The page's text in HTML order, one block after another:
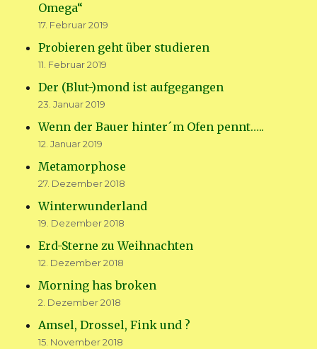
Omega“
17. Februar 2019
Probieren geht über studieren
11. Februar 2019
Der (Blut-)mond ist aufgegangen
23. Januar 2019
Wenn der Bauer hinter´m Ofen pennt…..
12. Januar 2019
Metamorphose
27. Dezember 2018
Winterwunderland
19. Dezember 2018
Erd-Sterne zu Weihnachten
12. Dezember 2018
Morning has broken
2. Dezember 2018
Amsel, Drossel, Fink und ?
15. November 2018